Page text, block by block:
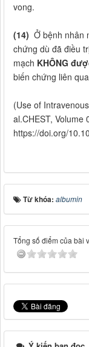
vong.
(14) Ở bệnh nhân
chứng dù đã điều
mạch KHÔNG
biến chứng liên
(Use of
al.CHEST, Volume
https://doi.org/
Từ khóa: albumin
Tổng số điểm của bài